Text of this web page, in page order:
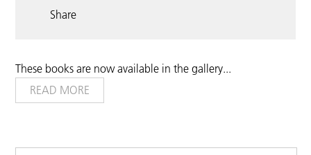
Share
These books are now available in the gallery...
READ MORE